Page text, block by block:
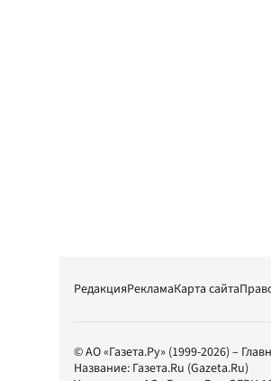
РедакцияРекламаКарта сайта
© АО «Газета.Ру» (1999-2026) –
Название: Газета.Ru (Gazeta.Ru)